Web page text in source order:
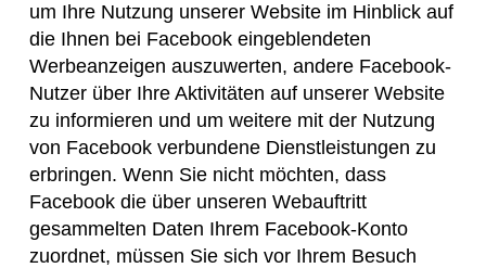
um Ihre Nutzung unserer Website im Hinblick auf
die Ihnen bei Facebook eingeblendeten
Werbeanzeigen auszuwerten, andere Facebook-
Nutzer über Ihre Aktivitäten auf unserer Website
zu informieren und um weitere mit der Nutzung
von Facebook verbundene Dienstleistungen zu
erbringen. Wenn Sie nicht möchten, dass
Facebook die über unseren Webauftritt
gesammelten Daten Ihrem Facebook-Konto
zuordnet, müssen Sie sich vor Ihrem Besuch